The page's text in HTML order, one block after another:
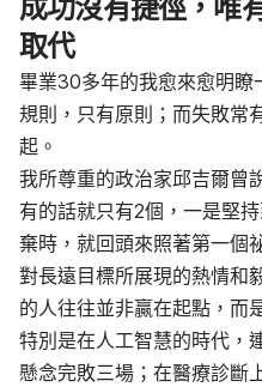
成功沒有捷徑，唯
取代
畢業30多年的我愈來愈明瞭
規則，只有原則；而失敗常
起。
我所尊重的政治家邱吉爾曾
有的話就只有2個，一是堅
棄時，就回頭來照著第一個
對長遠目標所展現的熱情和
的人往往並非贏在起點，而
特別是在人工智慧的時代，
懸念完敗三場；在醫療診斷